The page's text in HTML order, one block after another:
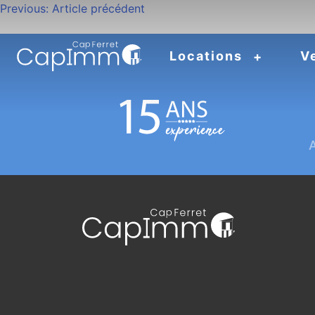
Locations
Navigation
de
l’article
Previous: Article précédent